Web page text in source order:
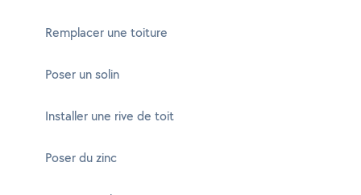
Remplacer une toiture
Poser un solin
Installer une rive de toit
Poser du zinc